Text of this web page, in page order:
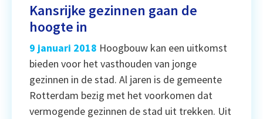
Kansrijke gezinnen gaan de
hoogte in
9 januari 2018 Hoogbouw kan een uitkomst
bieden voor het vasthouden van jonge
gezinnen in de stad. Al jaren is de gemeente
Rotterdam bezig met het voorkomen dat
vermogende gezinnen de stad uit trekken. Uit